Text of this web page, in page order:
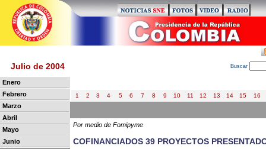
Julio de 2004 Buscar
Enero
Febrero
Marzo
Abril
Mayo
Junio
1 2 3 4 5 6 7 8 9 10 11 12 13 14 15 16
Por medio de Fomipyme
COFINANCIADOS 39 PROYECTOS